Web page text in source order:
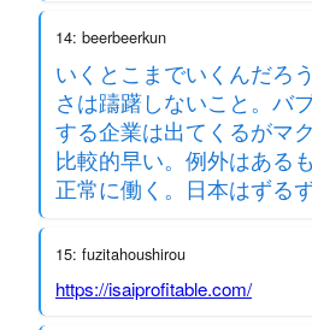
14: beerbeerkun
いくとこまでいくんだろ
さは躊躇しないこと。バ
する企業は出てくるがマ
比較的早い。例外はある
正常に働く。日本はずる
15: fuzitahoushirou
https://isaiprofitable.com/